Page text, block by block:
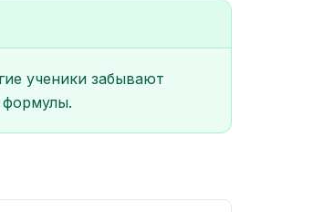
ученики забывают
формулы.